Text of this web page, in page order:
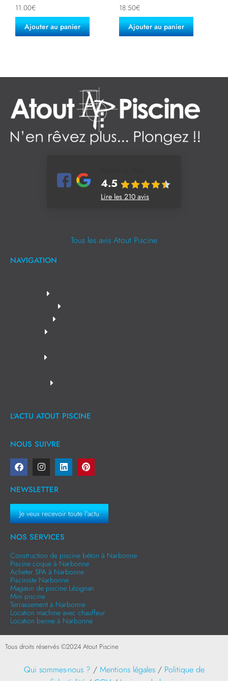
11.00€
Ajouter au panier
18.50€
Ajouter au panier
4.5
Lire les 210 avis
Tous les avis Atout Piscine
NAVIGATION
L'ACTU ATOUT PISCINE
NOUS SUIVRE
NEWSLETTER
Je veux recevoir toute l'actu
NOS SERVICES
Construction de piscine béton à Narbonne
Piscine coque à Narbonne
Acheter SPA à Narbonne
Pisciniste Narbonne
Magasin de piscine Lézignan
Mini piscine
Terrassement à Narbonne
Location machine avec chauffeur
Location benne à Narbonne
Tous droits réservés ©2024 Atout Piscine
Qui sommes-nous ? / Mentions légales/ Politique de